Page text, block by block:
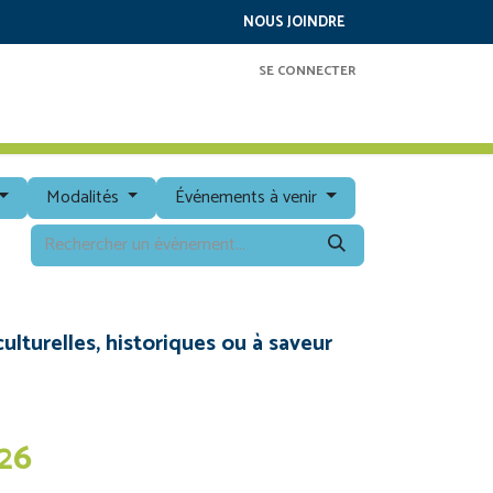
NOUS JOINDRE
SE CONNECTER
Modalités Événements à venir
historiques ou à saveur